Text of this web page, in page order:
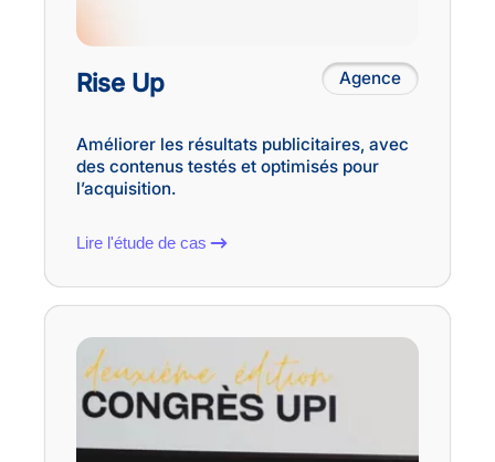
Rise Up Agence
Améliorer les résultats publicitaires, avec
des contenus testés et optimisés pour
l’acquisition.
Lire l'étude de cas